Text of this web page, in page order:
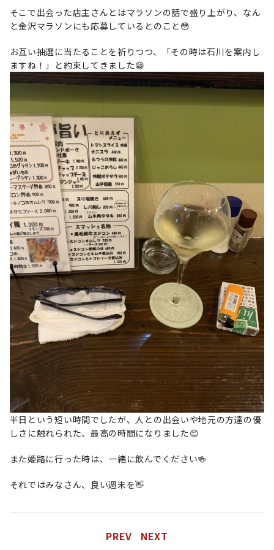
そこで出会った店主さんとはマラソンの話で盛り上がり、なん
と金沢マラソンにも応募しているとのこと😳
お互い抽選に当たることを祈りつつ、「その時は石川を案内し
ますね！」と約束してきました😁
半日という短い時間でしたが、人との出会いや地元の方達の優
しさに触れられた、最高の時間になりました😊
また姫路に行った時は、一緒に飲んでください🍻
それではみなさん、良い週末を👋
PREV NEXT